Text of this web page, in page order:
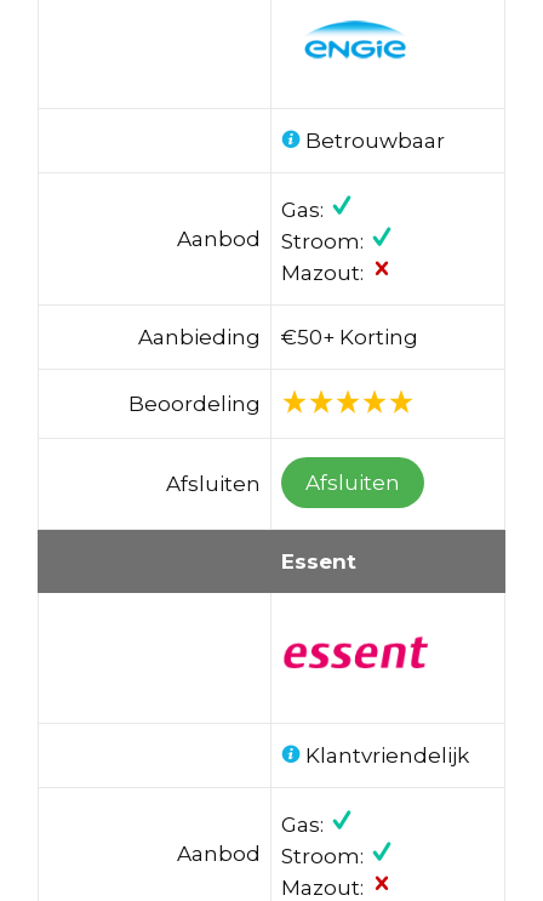
Betrouwbaar
Aanbod
Gas:
Stroom:
Mazout:
Aanbieding €50+ Korting
Beoordeling
Afsluiten Afsluiten
Essent
Klantvriendelijk
Aanbod
Gas:
Stroom:
Mazout: